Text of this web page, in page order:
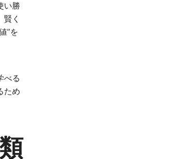
い勝
く
”を
べる
ため